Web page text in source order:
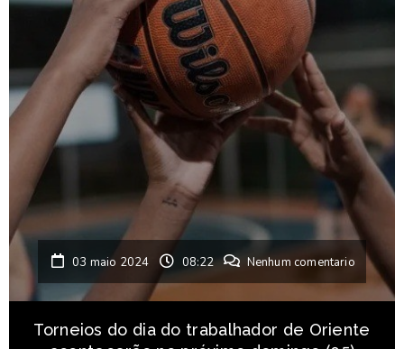
03 maio 2024 08:22 Nenhum comentario
Torneios do dia do trabalhador de Oriente